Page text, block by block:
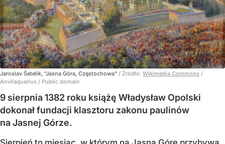
Jaroslav Šetelík, "Jasna Góra, Częstochowa" / Źródło: Wikimedia Commons /
Anvilaquarius / Public domain
9 sierpnia 1382 roku książę Władysław Opolski
dokonał fundacji klasztoru zakonu paulinów
na Jasnej Górze.